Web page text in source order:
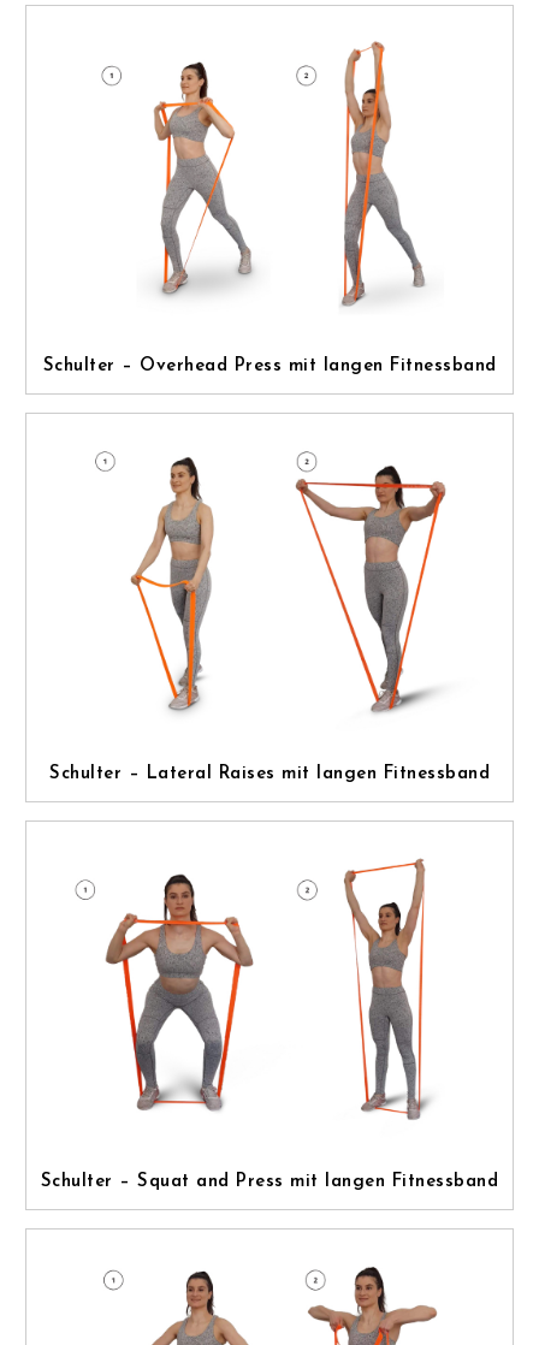
Schulter – Overhead Press mit langen Fitnessband
Schulter – Lateral Raises mit langen Fitnessband
Schulter – Squat and Press mit langen Fitnessband